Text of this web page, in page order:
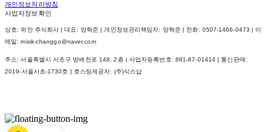
개인정보처리방침
사업자정보확인
상호: 위안 주식회사 | 대표: 양혁준 | 개인정보관리책임자: 양혁준 | 전화: 0507-1466-0473 | 이
메일: misik-changgo@naver.com
주소: 서울특별시 서초구 방배천로 148, 2층 | 사업자등록번호: 881-87-01414 | 통신판매:
2019-서울서초-1730호
| 호스팅제공자: (주)식스샵